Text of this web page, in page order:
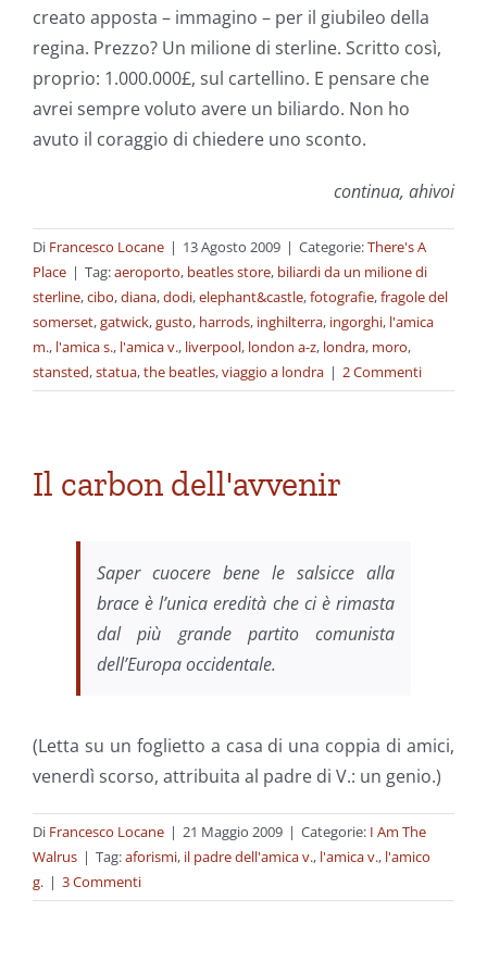
creato apposta – immagino – per il giubileo della
regina. Prezzo? Un milione di sterline. Scritto così,
proprio: 1.000.000£, sul cartellino. E pensare che
avrei sempre voluto avere un biliardo. Non ho
avuto il coraggio di chiedere uno sconto.
continua, ahivoi
Di Francesco Locane | 13 Agosto 2009 | Categorie:There's A
Place | Tag:aeroporto, beatles store, biliardi da un milione di
sterline,cibo,diana,dodi,elephant&castle,fotografie,fragole del
somerset,gatwick,gusto, harrods, inghilterra, ingorghi, l'amica
m., l'amica s., l'amica v., liverpool, london a-z, londra, moro,
stansted,statua,the beatles,viaggio a londra | 2 Commenti
Il carbon dell'avvenir
Saper cuocere bene le salsicce alla
brace è l’unica eredità che ci è rimasta
dal più grande partito comunista
dell’Europa occidentale.
(Letta su un foglietto a casa di una coppia di amici,
venerdì scorso, attribuita al padre di V.: un genio.)
Di Francesco Locane | 21 Maggio 2009 | Categorie: I Am The
Walrus | Tag:aforismi, il padre dell'amica v., l'amica v., l'amico
g. | 3 Commenti